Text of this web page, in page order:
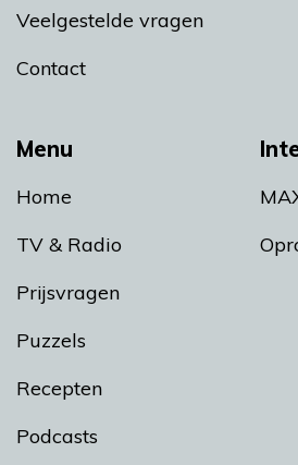
Menu
Home
TV & Radio
Prijsvragen
Puzzels
Recepten
Podcasts
Veelgestelde vragen
Contact